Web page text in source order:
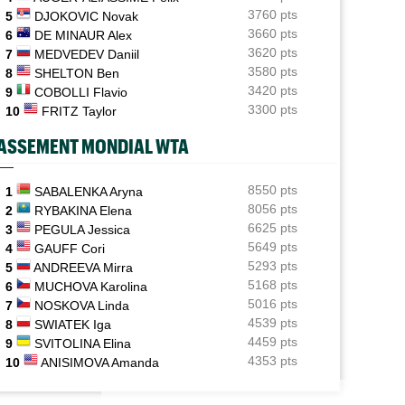
"protégée"
08/08
Istanbul (CH)
Lucas Poullain en finale en Turquie, Antoine Ghibaudo a
coincé
08/08
Grodzisk Mazowiecki (CH)
Mathys Erhard passe à quelques points d'une finale
WTA - Toronto
Rybakina ne peut plus être reine, Sabalenka n°1 pour le
moment
08/08
ATP - Montréal
Combien gagnent les joueurs au Masters 1000 de
Montréal ?
5
DJOKOVIC Novak
3760 pts
6
DE MINAUR Alex
3660 pts
7
MEDVEDEV Daniil
3620 pts
8
SHELTON Ben
3580 pts
9
COBOLLI Flavio
3420 pts
10
FRITZ Taylor 3300 pts
MONDIAL WTA
1 SABALENKA Aryna
8550 pts
2
RYBAKINA Elena
8056 pts
3
PEGULA Jessica
6625 pts
4
GAUFF Cori
5649 pts
5
ANDREEVA Mirra
5293 pts
6
MUCHOVA Karolina
5168 pts
7
NOSKOVA Linda
5016 pts
8
SWIATEK Iga
4539 pts
9
SVITOLINA Elina
4459 pts
10
ANISIMOVA Amanda 4353 pts